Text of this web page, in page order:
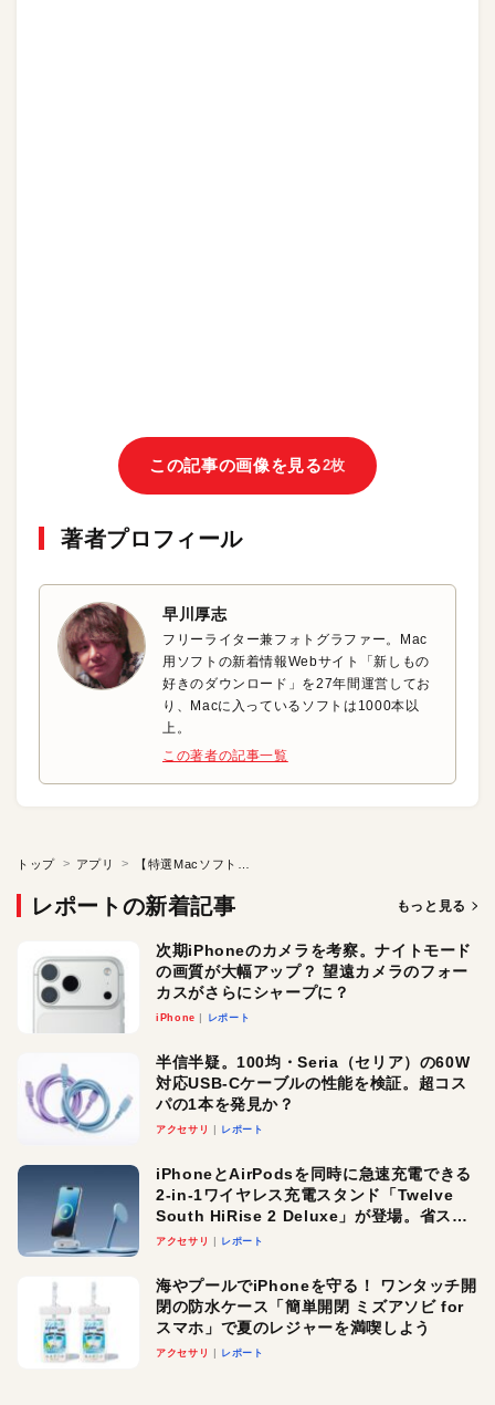
この記事の画像を見る2枚
著者プロフィール
早川厚志
フリーライター兼フォトグラファー。Mac
用ソフトの新着情報Webサイト「新しもの
好きのダウンロード」を27年間運営してお
り、Macに入っているソフトは1000本以
上。
この著者の記事一覧
トップ アプリ
レポートの新着記事 もっと見る
次期iPhoneのカメラを考察。ナイトモード
の画質が大幅アップ？ 望遠カメラのフォー
カスがさらにシャープに？
iPhone レポート
半信半疑。100均・Seria（セリア）の60W
対応USB-Cケーブルの性能を検証。超コス
パの1本を発見か？
アクセサリ レポート
iPhoneとAirPodsを同時に急速充電できる
2-in-1ワイヤレス充電スタンド「Twelve
South HiRise 2 Deluxe」が登場。省スペ
ースでおしゃれに充電したい人にオスス
アクセサリ レポート
海やプールでiPhoneを守る！ ワンタッチ開
閉の防水ケース「簡単開閉 ミズアソビ for
スマホ」で夏のレジャーを満喫しよう
アクセサリ レポート